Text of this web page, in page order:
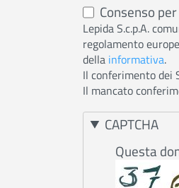
Consenso
Lepida S.c.p.A.
regolamento
della informativa.
Il conferimento dei
Il mancato
CAPTCHA
Questa